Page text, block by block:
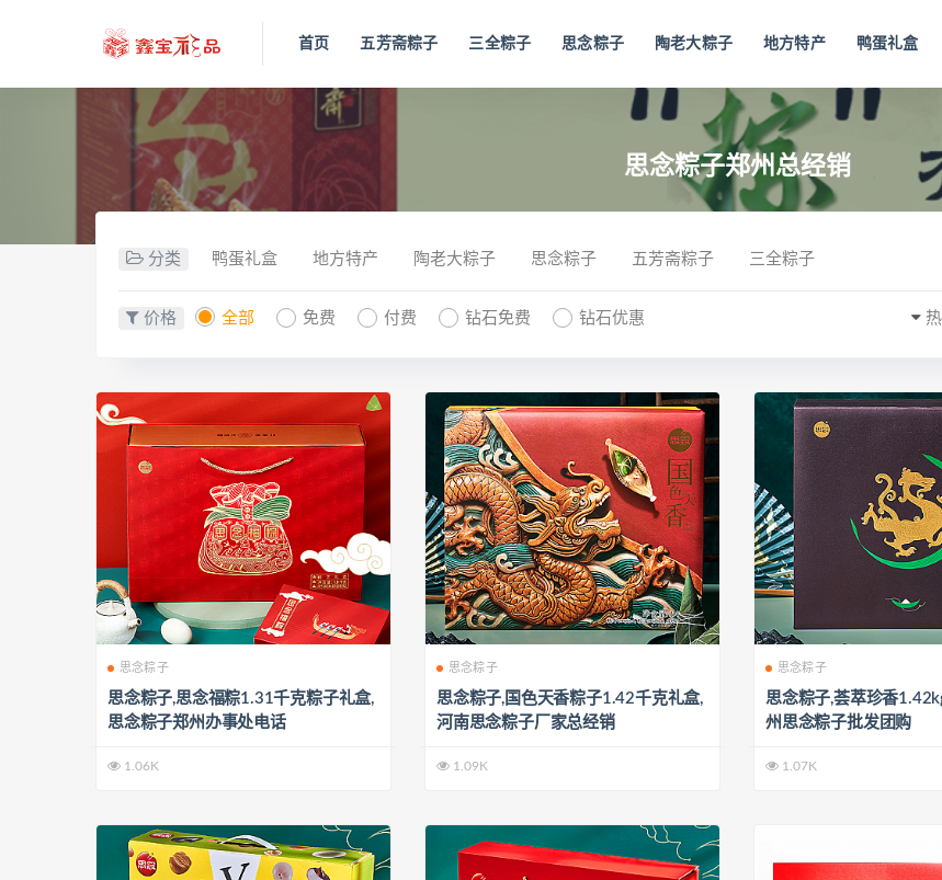
首页 五芳斋粽子 三全粽子 思念粽子 陶老大粽子 地方特产 鸭蛋礼盒
思念粽子郑州总经销
分类 鸭蛋礼盒 地方特产 陶老大粽子 思念粽子 五芳斋粽子 三全粽子
价格 全部 免费 付费 钻石免费 钻石优惠
思念粽子
思念粽子,思念福粽1.31千克粽子礼盒,
思念粽子郑州办事处电话
1.06K
思念粽子
思念粽子,国色天香粽子1.42千克礼盒,
河南思念粽子厂家总经销
1.09K
思念粽子
思念粽子,荟萃珍香
州思念粽子批发团购
1.07K